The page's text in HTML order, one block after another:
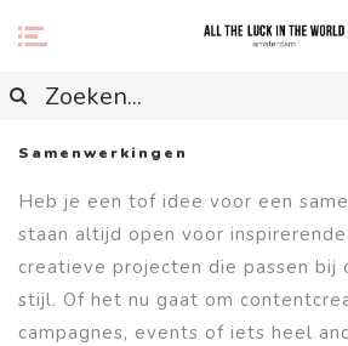
Samenwerkingen
Heb je een tof idee voor een
staan altijd open voor
creatieve projecten die passen bij
stijl. Of het nu gaat om
campagnes, events of iets heel